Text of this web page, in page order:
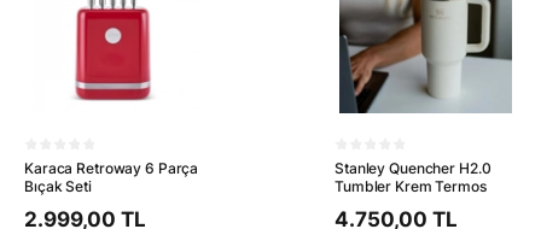
Karaca Retroway 6 Parça
Bıçak Seti
2.999,00 TL
Stanley Quencher H2.0
Tumbler Krem Termos
4.750,00 TL